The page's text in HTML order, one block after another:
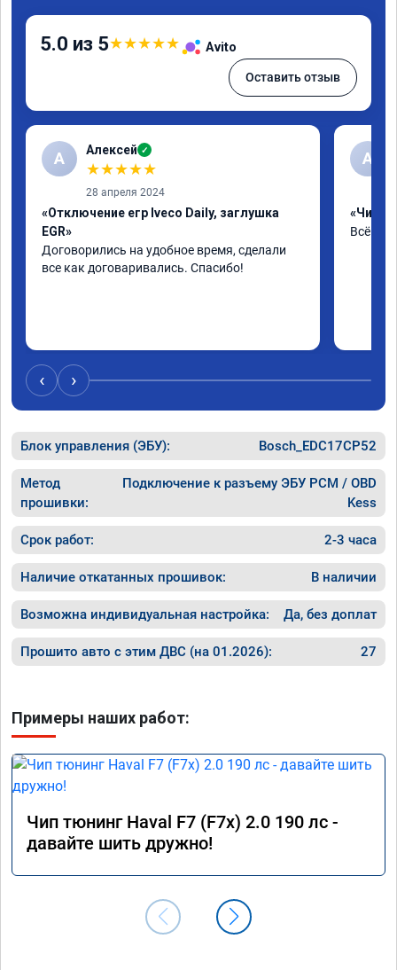
5.0 из 5★★★★★ Avito
Оставить отзыв
А Алексей ✓
★★★★★
28 апреля 2024
«Отключение егр Iveco Daily, заглушка
EGR»
Договорились на удобное время, сделали
все как договаривались. Спасибо!
А
«Чип
Всё на
‹ ›
Блок управления (ЭБУ): Bosch_EDC17CP52
Метод
прошивки:
Подключение к разъему ЭБУ PCM / OBD
Kess
Срок работ: 2-3 часа
Наличие откатанных прошивок: В наличии
Возможна индивидуальная настройка: Да, без доплат
Прошито авто с этим ДВС (на 01.2026): 27
Примеры наших работ:
Чип тюнинг Haval F7 (F7x) 2.0 190 лс -
давайте шить дружно!